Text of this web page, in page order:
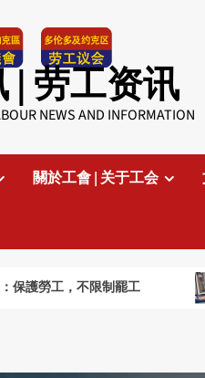
| 劳工资讯
NEWS AND INFORMATION
關於工會 | 关于工会
工，不限制罷工